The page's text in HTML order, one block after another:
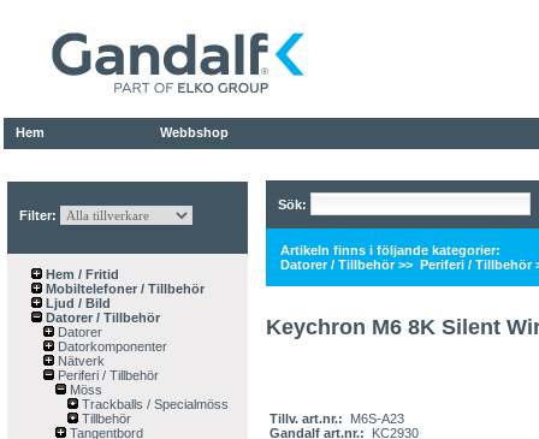
Hem Webbshop
Filter:
Hem / Fritid
Mobiltelefoner / Tillbehör
Ljud / Bild
Datorer / Tillbehör
Datorer
Datorkomponenter
Nätverk
Periferi / Tillbehör
Möss
Trackballs / Specialmöss
Tillbehör
Tangentbord
Sök:
Artikeln finns i följande kategorier:
Datorer / Tillbehör>> Periferi / Tillbehör
Keychron M6 8K Silent
Tillv. art.nr.:
M6S-A23
Gandalf art.nr.:
KC2930